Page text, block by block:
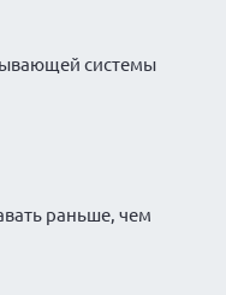
системы
раньше, чем